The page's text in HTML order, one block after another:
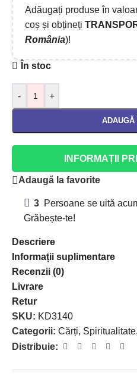
Adăugați produse în
coș și obțineți
România)!
În stoc
- +
ADAUGĂ
INFORMAȚII
Adaugă la favorite
3 Persoane se uită
Grăbește-te!
Descriere
Informații suplimentare
Recenzii (0)
Livrare
Retur
SKU: KD3140
Categorii: Cărți, Spiritualitate,
Distribuie: